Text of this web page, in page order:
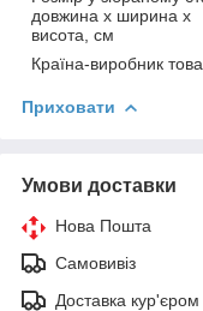
довжина х ширина х
висота, см
Країна-виробник
Приховати
Умови доставки
Нова Пошта
Самовивіз
Доставка кур'єром